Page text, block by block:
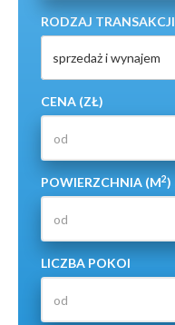
RODZAJ TRANSAKCJI
sprzedaż i wynajem
CENA (ZŁ)
POWIERZCHNIA (M2)
LICZBA POKOI